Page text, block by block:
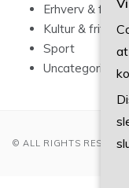
Erhverv &
Kultur & fritid
Sport
Uncategorized
© ALL RIGHTS